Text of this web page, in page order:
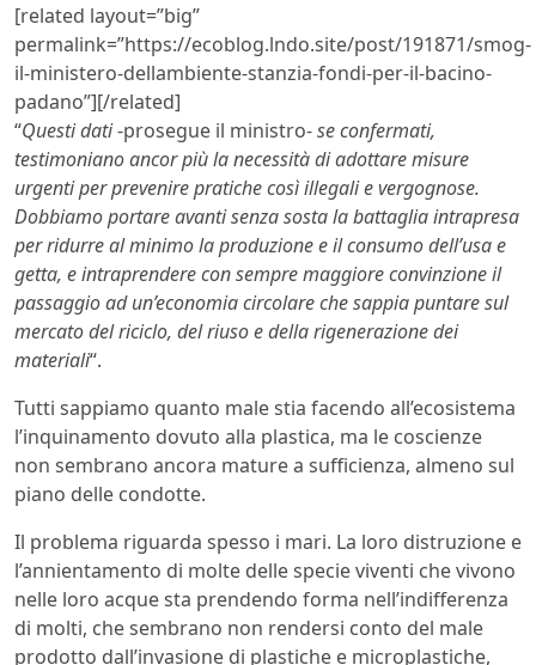
[related layout=”big”
permalink=”https://ecoblog.lndo.site/post/191871/smog-
il-ministero-dellambiente-stanzia-fondi-per-il-bacino-
padano”][/related]
“Questi dati-prosegue il ministro-se confermati,
testimoniano ancor più la necessità di adottare misure
urgenti per prevenire pratiche così illegali e vergognose.
Dobbiamo portare avanti senza sosta la battaglia intrapresa
per ridurre al minimo la produzione e il consumo dell’usa e
getta, e intraprendere con sempre maggiore convinzione il
passaggio ad un’economia circolare che sappia puntare sul
mercato del riciclo, del riuso e della rigenerazione dei
materiali“.
Tutti sappiamo quanto male stia facendo all’ecosistema
l’inquinamento dovuto alla plastica, ma le coscienze
non sembrano ancora mature a sufficienza, almeno sul
piano delle condotte.
Il problema riguarda spesso i mari. La loro distruzione e
l’annientamento di molte delle specie viventi che vivono
nelle loro acque sta prendendo forma nell’indifferenza
di molti, che sembrano non rendersi conto del male
prodotto dall’invasione di plastiche e microplastiche,